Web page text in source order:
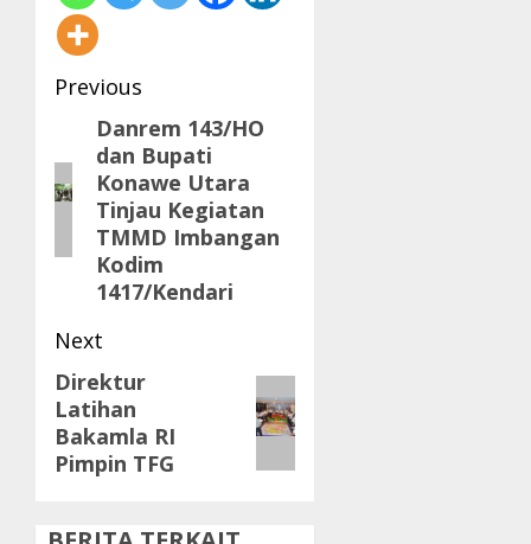
Post
navigation
Previous
Previous
post:
Danrem 143/HO
dan Bupati
Konawe Utara
Tinjau Kegiatan
TMMD Imbangan
Kodim
1417/Kendari
Next
Next
post:
Direktur
Latihan
Bakamla RI
Pimpin TFG